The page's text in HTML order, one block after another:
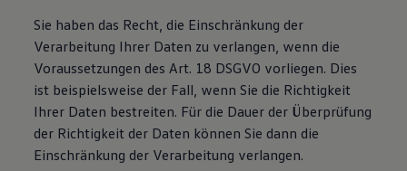
Sie haben das Recht, die Einschränkung der
Verarbeitung Ihrer Daten zu verlangen, wenn die
Voraussetzungen des Art. 18 DSGVO vorliegen. Dies
ist beispielsweise der Fall, wenn Sie die Richtigkeit
Ihrer Daten bestreiten. Für die Dauer der Überprüfung
der Richtigkeit der Daten können Sie dann die
Einschränkung der Verarbeitung verlangen.